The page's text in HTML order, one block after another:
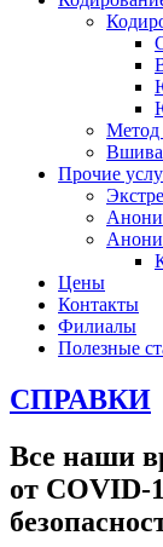
Метод
Прочие
Цены
Контакты
Филиалы
Полезные
СПРАВКИ
Все наши
от COVID-